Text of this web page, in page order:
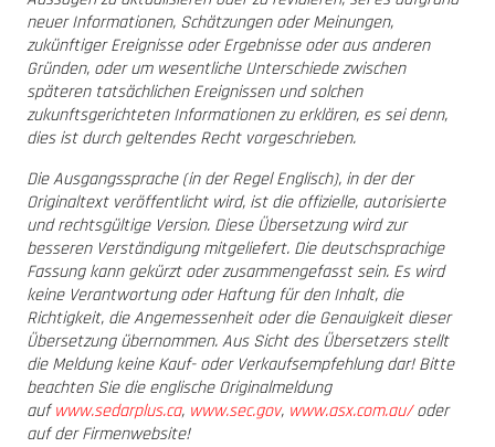
neuer Informationen, Schätzungen oder Meinungen,
zukünftiger Ereignisse oder Ergebnisse oder aus anderen
Gründen, oder um wesentliche Unterschiede zwischen
späteren tatsächlichen Ereignissen und solchen
zukunftsgerichteten Informationen zu erklären, es sei denn,
dies ist durch geltendes Recht vorgeschrieben.
Die Ausgangssprache (in der Regel Englisch), in der der
Originaltext veröffentlicht wird, ist die offizielle, autorisierte
und rechtsgültige Version. Diese Übersetzung wird zur
besseren Verständigung mitgeliefert. Die deutschsprachige
Fassung kann gekürzt oder zusammengefasst sein. Es wird
keine Verantwortung oder Haftung für den Inhalt, die
Richtigkeit, die Angemessenheit oder die Genauigkeit dieser
Übersetzung übernommen. Aus Sicht des Übersetzers stellt
die Meldung keine Kauf- oder Verkaufsempfehlung dar! Bitte
beachten Sie die englische Originalmeldung
aufwww.sedarplus.ca, www.sec.gov, www.asx.com.au/oder
auf der Firmenwebsite!